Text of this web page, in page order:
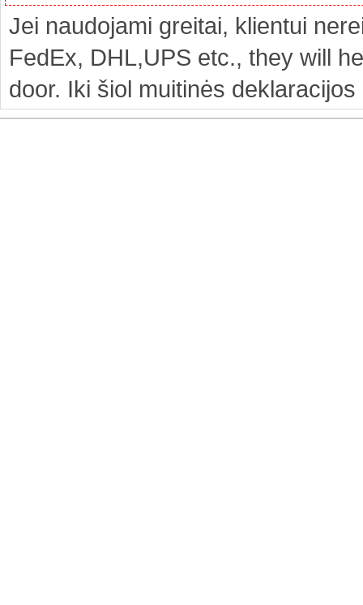
Jei naudojami greitai, klientui
FedEx, DHL,UPS etc., they will
door. Iki šiol muitinės